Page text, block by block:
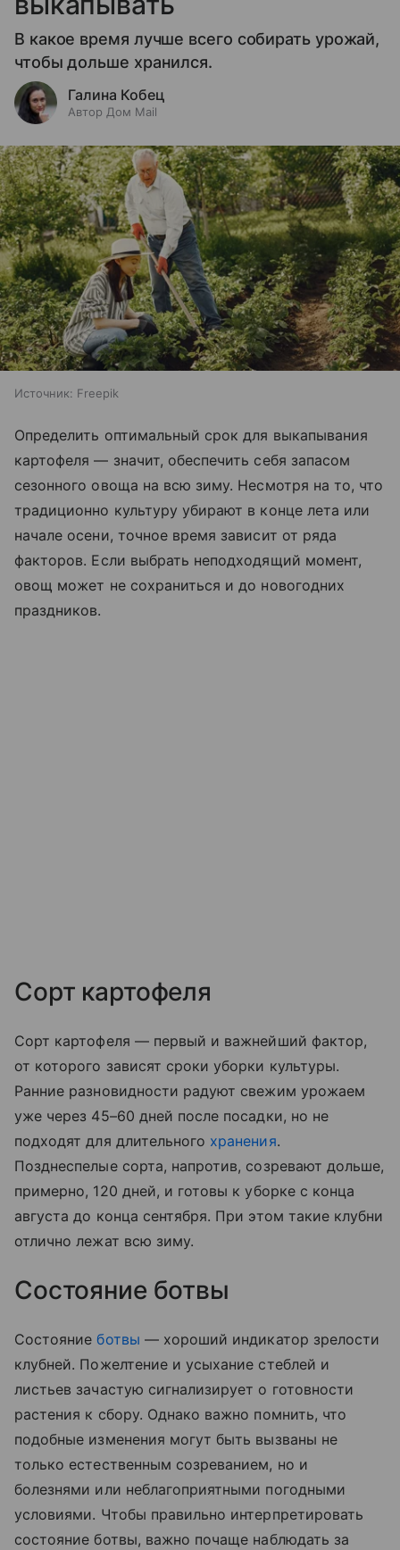
В какое время лучше всего собирать урожай,
чтобы дольше хранился.
Галина Кобец
Автор Дом Mail
Источник: Freepik
Определить оптимальный срок для выкапывания
картофеля — значит, обеспечить себя запасом
сезонного овоща на всю зиму. Несмотря на то, что
традиционно культуру убирают в конце лета или
начале осени, точное время зависит от ряда
факторов. Если выбрать неподходящий момент,
овощ может не сохраниться и до новогодних
праздников.
Сорт картофеля
Сорт картофеля — первый и важнейший фактор,
от которого зависят сроки уборки культуры.
Ранние разновидности радуют свежим урожаем
уже через 45–60 дней после посадки, но не
подходят для длительного хранения.
Позднеспелые сорта, напротив, созревают дольше,
примерно, 120 дней, и готовы к уборке с конца
августа до конца сентября. При этом такие клубни
отлично лежат всю зиму.
Состояние ботвы
Состояниеботвы — хороший индикатор зрелости
клубней. Пожелтение и усыхание стеблей и
листьев зачастую сигнализирует о готовности
растения к сбору. Однако важно помнить, что
подобные изменения могут быть вызваны не
только естественным созреванием, но и
болезнями или неблагоприятными погодными
условиями. Чтобы правильно интерпретировать
состояние ботвы, важно почаще наблюдать за